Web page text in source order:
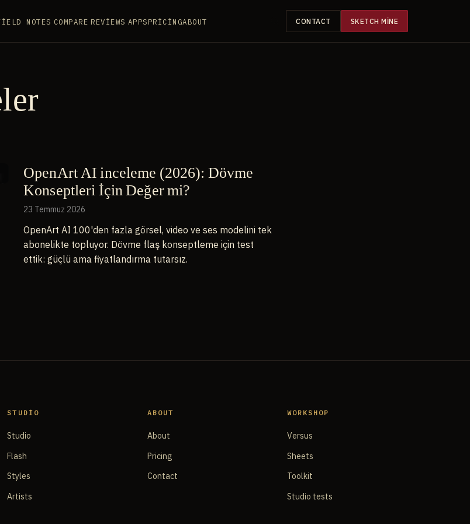
OpenArt AI inceleme (2026): Dövme
Konseptleri İçin Değer mi?
23 Temmuz 2026
OpenArt AI 100'den fazla görsel, video ve ses modelini tek
abonelikte topluyor. Dövme flaş konseptleme için test
ettik: güçlü ama fiyatlandırma tutarsız.
NOTES COMPARE REVIEWS APPSPRICINGABOUT CONTACT SKETCH MINE
STUDIO
Studio
Flash
Styles
Artists
ABOUT
About
Pricing
Contact
WORKSHOP
Versus
Sheets
Toolkit
Studio tests